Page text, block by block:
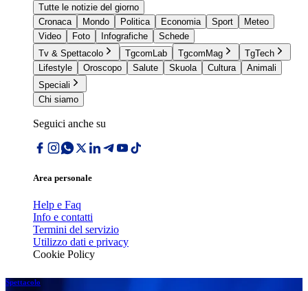
Tutte le notizie del giorno
Cronaca
Mondo Politica Economia Sport
Meteo
Video
Foto Infografiche
Schede
Tv & Spettacolo
TgcomLab TgcomMag
TgTech
Lifestyle
Oroscopo Salute Skuola Cultura
Animali
Speciali
Chi siamo
Seguici anche su
Area personale
Help e Faq
Info e contatti
Termini del servizio
Utilizzo dati e privacy
Cookie Policy
Spettacolo